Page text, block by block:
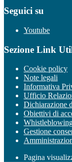
Seguici su
Youtube
Sezione Link
Cookie policy
Note legali
Informativa
Ufficio
Dichiarazione
Obiettivi di
Gestione
Pagina